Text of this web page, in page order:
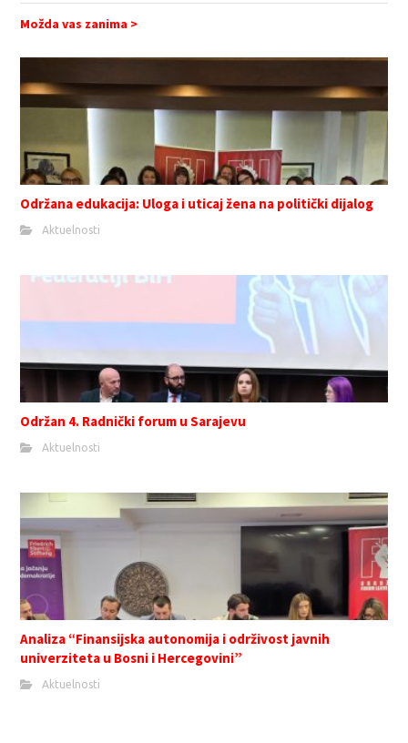
Možda vas zanima >
Održana edukacija: Uloga i uticaj žena na politički dijalog
Aktuelnosti
Održan 4. Radnički forum u Sarajevu
Aktuelnosti
Analiza “Finansijska autonomija i održivost javnih
univerziteta u Bosni i Hercegovini”
Aktuelnosti